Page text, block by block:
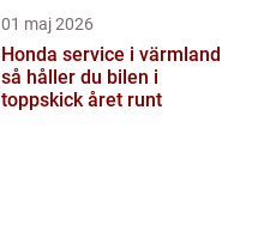
01 maj 2026
Honda service i värmland
så håller du bilen i
toppskick året runt